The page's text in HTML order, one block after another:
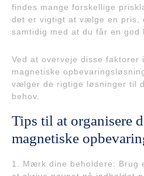
findes mange forskellige
det er vigtigt at vælge en pris,
samtidig med at du får en god
Ved at overveje disse faktorer
magnetiske
vælger de rigtige løsninger til
behov.
Tips til at organisere
magnetiske
1. Mærk dine beholdere: Brug